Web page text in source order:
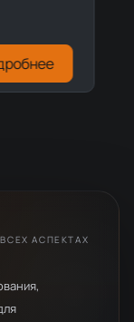
АСПЕКТАХ